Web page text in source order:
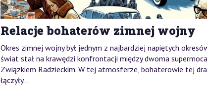
Relacje bohaterów zimnej wojny
Okres zimnej wojny był jednym z najbardziej napiętych
świat stał na krawędzi konfrontacji między dwoma
Związkiem Radzieckim. W tej atmosferze, bohaterowie tej
łączyły...